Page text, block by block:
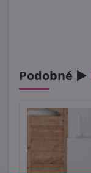
Podobné ►